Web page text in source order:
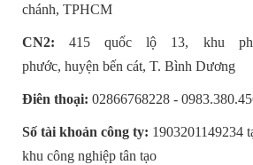
chánh, TPHCM
CN2:415 quốc lộ 13, khu
phước, huyện bến cát, T. Bình Dương
Điên thoại: 02866768228 -
Số tài khoản công ty: 1903201149234
khu công nghiệp tân tạo